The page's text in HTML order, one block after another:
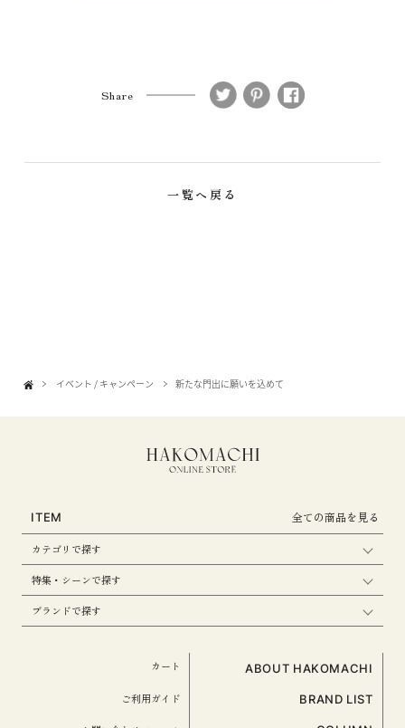
Share
一覧へ戻る
イベント / キャンペーン 新たな門出に願いを込めて
ITEM 全ての商品を見る
カテゴリで探す
特集・シーンで探す
ブランドで探す
ABOUT HAKOMACHI
BRAND LIST
カート
ご利用ガイド